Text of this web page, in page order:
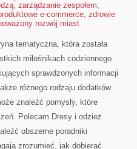
, zarządzanie zespołem,
e-commerce, zdrowie
rozwój miast
tematyczna, która została
miłośnikach codziennego
sprawdzonych informacji
różnego rodzaju dodatków
znaleźć pomysły, które
Polecam Dresy i odzież
obszerne poradniki
zrozumieć, jak dobierać